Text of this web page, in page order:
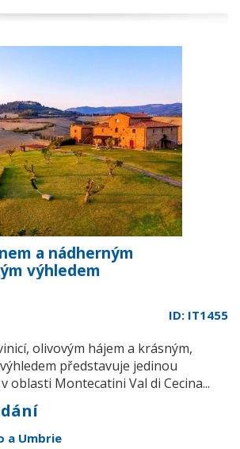
a nádherným
výhledem
ID: IT1455
olivovým hájem a krásným,
představuje jedinou
oblasti Montecatini Val di Cecina...
a Umbrie